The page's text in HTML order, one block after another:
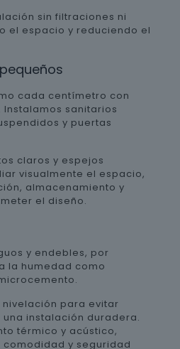
sin filtraciones ni
el espacio y reduciendo el
cada centímetro con
sanitarios
y puertas
claros y espejos
visualmente el espacio,
almacenamiento y
el diseño.
y endebles, por
la humedad como
para evitar
instalación duradera.
térmico y acústico,
y seguridad